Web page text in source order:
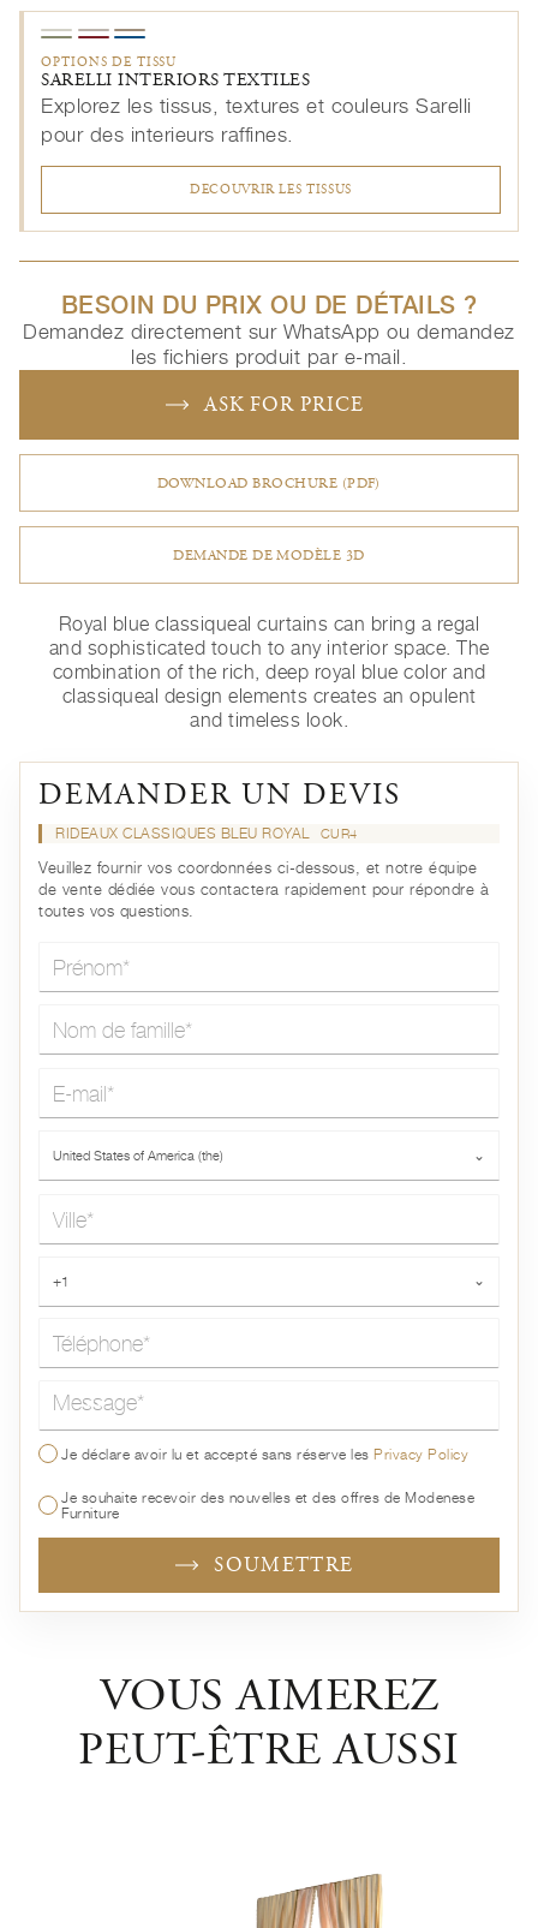
OPTIONS DE TISSU
SARELLI INTERIORS TEXTILES
Explorez les tissus, textures et couleurs Sarelli
pour des interieurs raffines.
DECOUVRIR LES TISSUS
BESOIN DU PRIX OU DE DÉTAILS ?
Demandez directement sur WhatsApp ou demandez
les fichiers produit par e-mail.
ASK FOR PRICE
DOWNLOAD BROCHURE (PDF)
DEMANDE DE MODÈLE 3D
Royal blue classiqueal curtains can bring a regal
and sophisticated touch to any interior space. The
combination of the rich, deep royal blue color and
classiqueal design elements creates an opulent
and timeless look.
DEMANDER UN DEVIS
RIDEAUX CLASSIQUES BLEU ROYAL CUR4
Veuillez fournir vos coordonnées ci-dessous, et notre équipe
de vente dédiée vous contactera rapidement pour répondre à
toutes vos questions.
United States of America (the) ⌄
+1 ⌄
Message*
Je déclare avoir lu et accepté sans réserve lesPrivacy Policy
Je souhaite recevoir des nouvelles et des offres de Modenese
Furniture
SOUMETTRE
VOUS AIMEREZ
PEUT-ÊTRE AUSSI